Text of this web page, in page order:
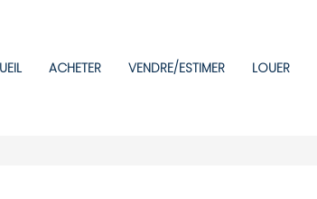
ACHETER VENDRE/ESTIMER LOUER